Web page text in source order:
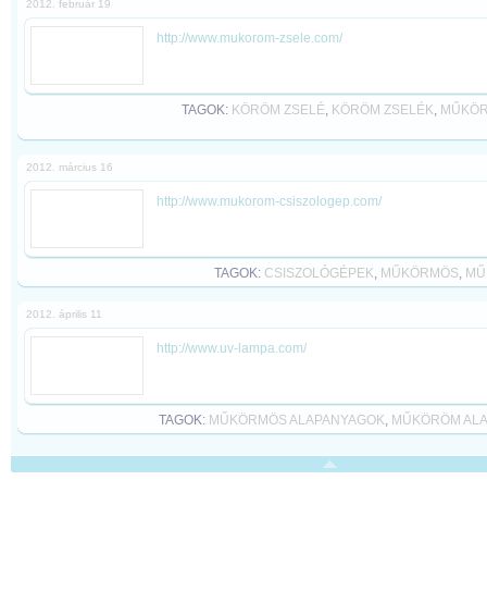
2012. február 19
http://www.mukorom-zsele.com/
TAGOK: KÖRÖM ZSELÉ, KÖRÖM ZSELÉK,
2012. március 16
http://www.mukorom-csiszologep.com/
TAGOK: CSISZOLÓGÉPEK, MŰKÖRMÖS,
2012. április 11
http://www.uv-lampa.com/
TAGOK: MŰKÖRMÖS ALAPANYAGOK, MŰKÖRÖM